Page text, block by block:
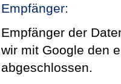
Empfänger:
Empfänger der
wir mit Google den
abgeschlossen.